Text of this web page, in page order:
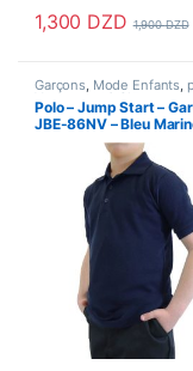
1,300 DZD 1,900DZD
Ce produit a
Garçons, Mode Enfants,
Vetements & Chaussures
Vetements Enfants
Polo – Jump Start –
JBE-86NV – Bleu